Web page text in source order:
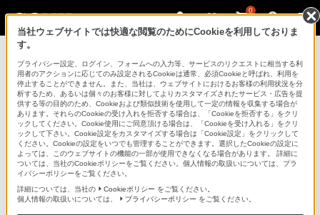
0
SDM-S51
コンピューターディスプレイ
SDM-S51
15型TFT液晶カラーコンピューターディスプレイ SDM-S51
主な仕様
当社ウェブサイトでは快適な閲覧のためにCookieを利用しておりま
す。
プライバシー設定、ログイン、フォームへの入力等、サービスのリクエストに相当する利
用者のアクションに応じてのみ設定されるCookieは通常、必須Cookieと呼ばれ、利用を
停止することができません。また、当社は、ウェブサイトにおけるお客様の利用状況を分
析するため、あるいは個々のお客様に対してよりカスタマイズされたサービス・広告を提
供する等の目的のため、Cookieおよび類似技術を使用して一定の情報を収集する場合が
あります。それらのCookieの受け入れを拒否する場合は、「Cookieを拒否する」をクリ
ックしてください。Cookie使用にご同意頂ける場合は、「Cookieを受け入れる」をクリ
ックして下さい。Cookie設定をカスタマイズする場合は「Cookie設定」をクリックして
ください。Cookieの設定をいつでも管理することができます。選択したCookieの設定に
よっては、このウェブサイトの機能の一部が使用できなくなる場合があります。 詳細に
ついては、当社のCookieポリシーをご覧ください。個人情報の取扱いについては、プラ
イバシーポリシーをご覧ください。
詳細については、当社の
Cookieポリシー をご覧ください。
個人情報の取扱いについては、
プライバシーポリシー をご覧ください。